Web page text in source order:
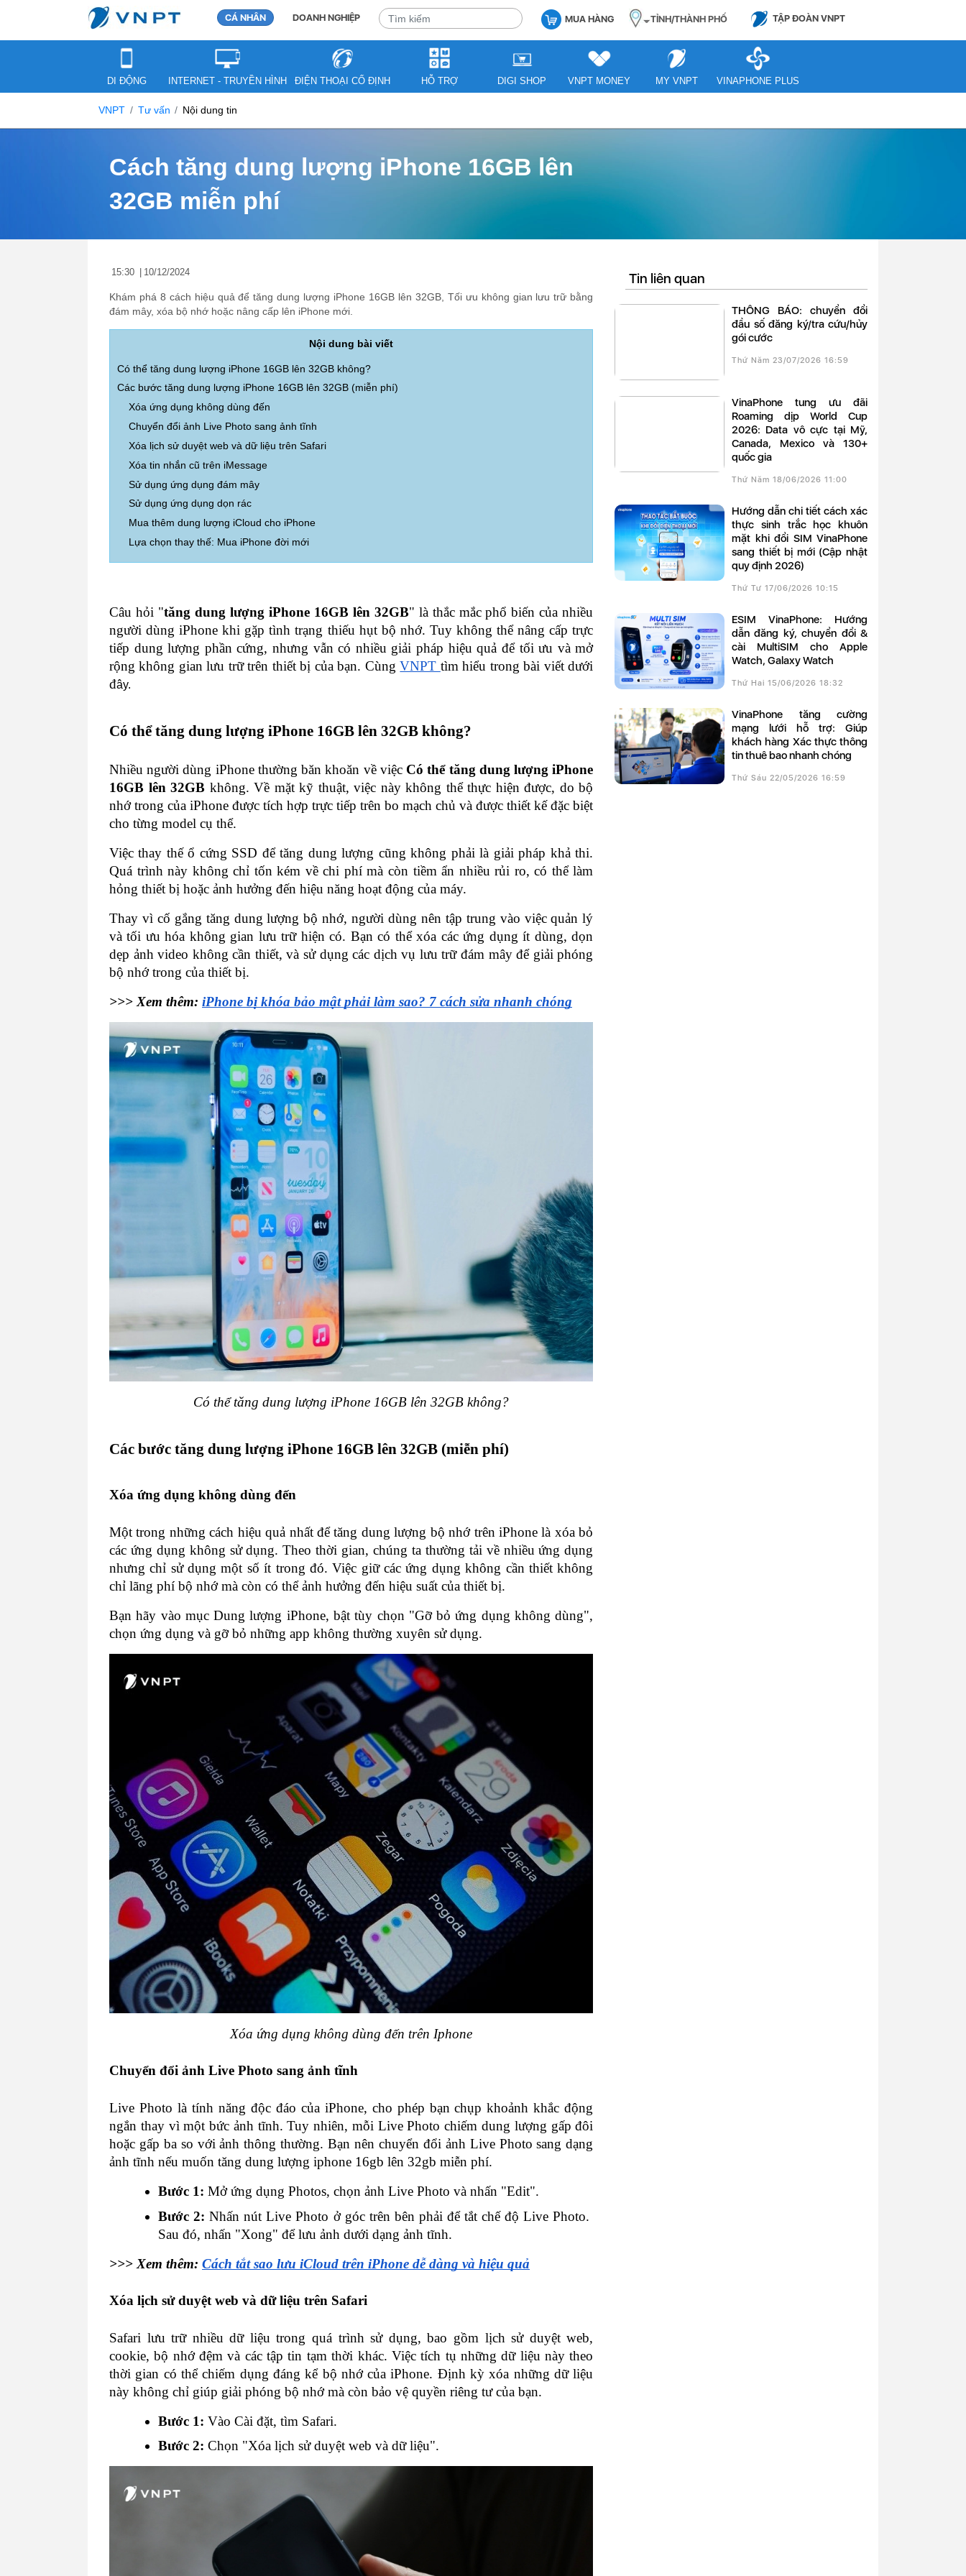
CÁ NHÂN DOANH NGHIỆP MUA HÀNG TỈNH/THÀNH PHỐ TẬP ĐOÀN VNPT
DI ĐỘNG INTERNET - TRUYỀN HÌNH ĐIỆN THOẠI CỐ ĐỊNH HỖ TRỢ DIGI SHOP VNPT MONEY MY VNPT VINAPHONE PLUS
VNPT Tư vấn Nội dung tin
Cách tăng dung lượng iPhone 16GB lên
32GB miễn phí
15:30 10/12/2024
Khám phá 8 cách hiệu quả để tăng dung lượng iPhone 16GB lên 32GB, Tối ưu không gian lưu trữ bằng
đám mây, xóa bộ nhớ hoặc nâng cấp lên iPhone mới.
Nội dung bài viết
Có thể tăng dung lượng iPhone 16GB lên 32GB không?
Các bước tăng dung lượng iPhone 16GB lên 32GB (miễn phí)
Xóa ứng dụng không dùng đến
Chuyển đổi ảnh Live Photo sang ảnh tĩnh
Xóa lịch sử duyệt web và dữ liệu trên Safari
Xóa tin nhắn cũ trên iMessage
Sử dụng ứng dụng đám mây
Sử dụng ứng dụng dọn rác
Mua thêm dung lượng iCloud cho iPhone
Lựa chọn thay thế: Mua iPhone đời mới
Câu hỏi "tăng dung lượng iPhone 16GB lên 32GB" là thắc mắc phổ biến của nhiều
người dùng iPhone khi gặp tình trạng thiếu hụt bộ nhớ. Tuy không thể nâng cấp trực
tiếp dung lượng phần cứng, nhưng vẫn có nhiều giải pháp hiệu quả để tối ưu và mở
rộng không gian lưu trữ trên thiết bị của bạn. Cùng VNPT tìm hiểu trong bài viết dưới
đây.
Có thể tăng dung lượng iPhone 16GB lên 32GB không?
Nhiều người dùng iPhone thường băn khoăn về việc Có thể tăng dung lượng iPhone
16GB lên 32GB không. Về mặt kỹ thuật, việc này không thể thực hiện được, do bộ
nhớ trong của iPhone được tích hợp trực tiếp trên bo mạch chủ và được thiết kế đặc biệt
cho từng model cụ thể.
Việc thay thế ổ cứng SSD để tăng dung lượng cũng không phải là giải pháp khả thi.
Quá trình này không chỉ tốn kém về chi phí mà còn tiềm ẩn nhiều rủi ro, có thể làm
hỏng thiết bị hoặc ảnh hưởng đến hiệu năng hoạt động của máy.
Thay vì cố gắng tăng dung lượng bộ nhớ, người dùng nên tập trung vào việc quản lý
và tối ưu hóa không gian lưu trữ hiện có. Bạn có thể xóa các ứng dụng ít dùng, dọn
dẹp ảnh video không cần thiết, và sử dụng các dịch vụ lưu trữ đám mây để giải phóng
bộ nhớ trong của thiết bị.
>>> Xem thêm: iPhone bị khóa bảo mật phải làm sao? 7 cách sửa nhanh chóng
Có thể tăng dung lượng iPhone 16GB lên 32GB không?
Các bước tăng dung lượng iPhone 16GB lên 32GB (miễn phí)
Xóa ứng dụng không dùng đến
Một trong những cách hiệu quả nhất để tăng dung lượng bộ nhớ trên iPhone là xóa bỏ
các ứng dụng không sử dụng. Theo thời gian, chúng ta thường tải về nhiều ứng dụng
nhưng chỉ sử dụng một số ít trong đó. Việc giữ các ứng dụng không cần thiết không
chỉ lãng phí bộ nhớ mà còn có thể ảnh hưởng đến hiệu suất của thiết bị.
Bạn hãy vào mục Dung lượng iPhone, bật tùy chọn "Gỡ bỏ ứng dụng không dùng",
chọn ứng dụng và gỡ bỏ những app không thường xuyên sử dụng.
Xóa ứng dụng không dùng đến trên Iphone
Chuyển đổi ảnh Live Photo sang ảnh tĩnh
Live Photo là tính năng độc đáo của iPhone, cho phép bạn chụp khoảnh khắc động
ngắn thay vì một bức ảnh tĩnh. Tuy nhiên, mỗi Live Photo chiếm dung lượng gấp đôi
hoặc gấp ba so với ảnh thông thường. Bạn nên chuyển đổi ảnh Live Photo sang dạng
ảnh tĩnh nếu muốn tăng dung lượng iphone 16gb lên 32gb miễn phí.
Bước 1: Mở ứng dụng Photos, chọn ảnh Live Photo và nhấn "Edit".
Bước 2: Nhấn nút Live Photo ở góc trên bên phải để tắt chế độ Live Photo.
Sau đó, nhấn "Xong" để lưu ảnh dưới dạng ảnh tĩnh.
>>> Xem thêm: Cách tắt sao lưu iCloud trên iPhone dễ dàng và hiệu quả
Xóa lịch sử duyệt web và dữ liệu trên Safari
Safari lưu trữ nhiều dữ liệu trong quá trình sử dụng, bao gồm lịch sử duyệt web,
cookie, bộ nhớ đệm và các tập tin tạm thời khác. Việc tích tụ những dữ liệu này theo
thời gian có thể chiếm dụng đáng kể bộ nhớ của iPhone. Định kỳ xóa những dữ liệu
này không chỉ giúp giải phóng bộ nhớ mà còn bảo vệ quyền riêng tư của bạn.
Bước 1: Vào Cài đặt, tìm Safari.
Bước 2: Chọn "Xóa lịch sử duyệt web và dữ liệu".
Tin liên quan
THÔNG BÁO: chuyển đổi
đầu số đăng ký/tra cứu/hủy
gói cước
Thứ Năm 23/07/2026 16:59
VinaPhone tung ưu đãi
Roaming dịp World Cup
2026: Data vô cực tại Mỹ,
Canada, Mexico và 130+
quốc gia
Thứ Năm 18/06/2026 11:00
Hướng dẫn chi tiết cách xác
thực sinh trắc học khuôn
mặt khi đổi SIM VinaPhone
sang thiết bị mới (Cập nhật
quy định 2026)
Thứ Tư 17/06/2026 10:15
eSIM VinaPhone: Hướng
dẫn đăng ký, chuyển đổi &
cài MultiSIM cho Apple
Watch, Galaxy Watch
Thứ Hai 15/06/2026 18:32
VinaPhone tăng cường
mạng lưới hỗ trợ: Giúp
khách hàng Xác thực thông
tin thuê bao nhanh chóng
Thứ Sáu 22/05/2026 16:59